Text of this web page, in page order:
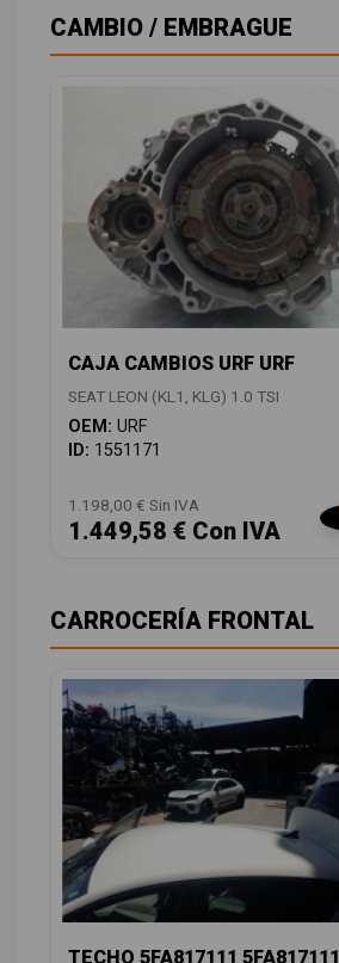
CAMBIO / EMBRAGUE
CAJA CAMBIOS URF URF
SEAT LEON (KL1, KLG) 1.0 TSI
OEM: URF
ID: 1551171
1.198,00 € Sin IVA
1.449,58 € Con IVA
CARROCERÍA FRONTAL
TECHO 5FA817111 5FA817111